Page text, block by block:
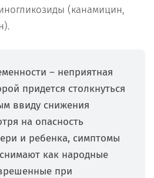
(канамицин,
– неприятная
придется столкнуться
ввиду снижения
на опасность
и ребенка, симптомы
как народные
при